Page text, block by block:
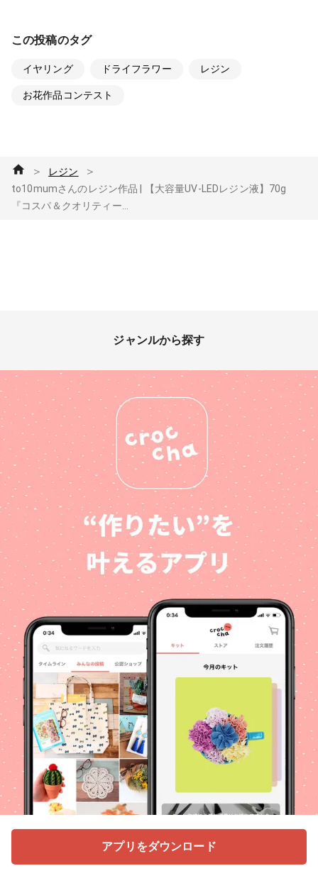
この投稿のタグ
イヤリング ドライフラワー レジン
お花作品コンテスト
＞ レジン ＞
to10mumさんのレジン作品 | 【大容量UV-LEDレジン液】70g
『コスパ＆クオリティー...
ジャンルから探す
アプリをダウンロード